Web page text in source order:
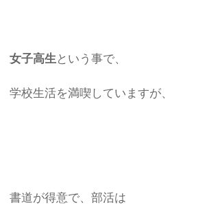
女子高生 という事で、
学校生活を満喫していますが、
書道が得意で、部活は